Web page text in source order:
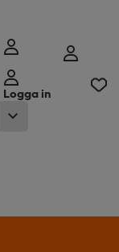
Logga in